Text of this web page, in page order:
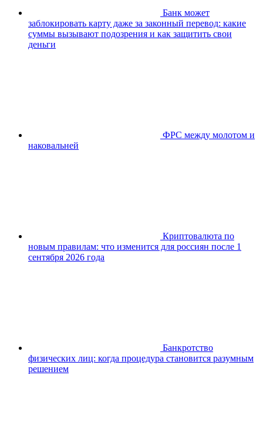
Банк может
заблокировать карту даже за законный перевод: какие
суммы вызывают подозрения и как защитить свои
деньги
ФРС между молотом и
наковальней
Криптовалюта по
новым правилам: что изменится для россиян после 1
сентября 2026 года
Банкротство
физических лиц: когда процедура становится разумным
решением